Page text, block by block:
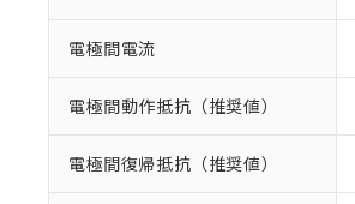
電極間電流
電極間動作抵抗（推奨値）
電極間復帰抵抗（推奨値）